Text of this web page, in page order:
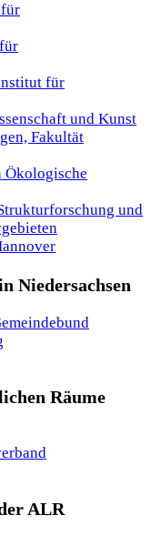
für
und Kunst
Fakultät
Ökologische
und
Niedersachsen
Räume
ALR